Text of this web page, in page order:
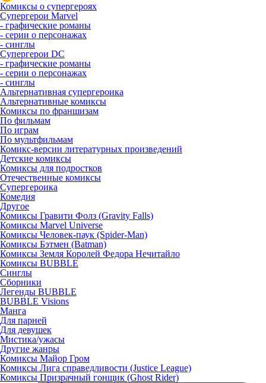
Комиксы о супергероях
Супергерои Marvel
- графические романы
- серии о персонажах
- синглы
Супергерои DC
- графические романы
- серии о персонажах
- синглы
Альтернативная супергероика
Альтернативные комиксы
Комиксы по франшизам
По фильмам
По играм
По мультфильмам
Комикс-версии литературных произведений
Детские комиксы
Комиксы для подростков
Отечественные комиксы
Супергероика
Комедия
Другое
Комиксы Гравити Фолз (Gravity Falls)
Комиксы Marvel Universe
Комиксы Человек-паук (Spider-Man)
Комиксы Бэтмен (Batman)
Комиксы Земля Королей Федора Нечитайло
Комиксы BUBBLE
Синглы
Сборники
Легенды BUBBLE
BUBBLE Visions
Манга
Для парней
Для девушек
Мистика/ужасы
Другие жанры
Комиксы Майор Гром
Комиксы Лига справедливости (Justice League)
Комиксы Призрачный гонщик (Ghost Rider)